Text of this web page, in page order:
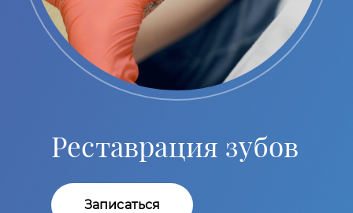
Реставрация зубов
Записаться